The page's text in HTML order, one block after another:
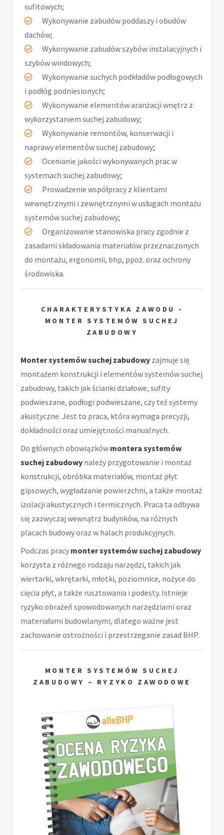
sufitowych;
Wykonywanie zabudów poddaszy i obudów
dachów;
Wykonywanie zabudów szybów instalacyjnych i
szybów windowych;
Wykonywanie suchych podkładów podłogowych
i podłóg podniesionych;
Wykonywanie elementów aranżacji wnętrz z
wykorzystaniem suchej zabudowy;
Wykonywanie remontów, konserwacji i
naprawy elementów suchej zabudowy;
Ocenianie jakości wykonywanych prac w
systemach suchej zabudowy;
Prowadzenie współpracy z klientami
wewnętrznymi i zewnętrznymi w usługach montażu
systemów suchej zabudowy;
Organizowanie stanowiska pracy zgodnie z
zasadami składowania materiałów przeznaczonych
do montażu, ergonomii, bhp, ppoż. oraz ochrony
środowiska.
CHARAKTERYSTYKA ZAWODU -
MONTER SYSTEMÓW SUCHEJ
ZABUDOWY
Monter systemów suchej zabudowy zajmuje się
montażem konstrukcji i elementów systemów suchej
zabudowy, takich jak ścianki działowe, sufity
podwieszane, podłogi podwieszane, czy też systemy
akustyczne. Jest to praca, która wymaga precyzji,
dokładności oraz umiejętności manualnych.
Do głównych obowiązków montera systemów
suchej zabudowy należy przygotowanie i montaż
konstrukcji, obróbka materiałów, montaż płyt
gipsowych, wygładzanie powierzchni, a także montaż
izolacji akustycznych i termicznych. Praca ta odbywa
się zazwyczaj wewnątrz budynków, na różnych
placach budowy oraz w halach produkcyjnych.
Podczas pracy monter systemów suchej zabudowy
korzysta z różnego rodzaju narzędzi, takich jak
wiertarki, wkrętarki, młotki, poziomnice, nożyce do
cięcia płyt, a także rusztowania i podesty. Istnieje
ryzyko obrażeń spowodowanych narzędziami oraz
materiałami budowlanymi, dlatego ważne jest
zachowanie ostrożności i przestrzeganie zasad BHP.
MONTER SYSTEMÓW SUCHEJ
ZABUDOWY – RYZYKO ZAWODOWE